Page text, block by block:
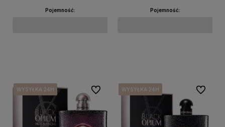
Pojemność: Pojemność:
WYSYŁKA 24H
WYSYŁKA 24H
WYSYŁKA 24H
WYSYŁKA 24H Do ulubionychWYSYŁKA 24H
WYSYŁKA 24H
WYSYŁKA 24H
WYSYŁKA 24H Do